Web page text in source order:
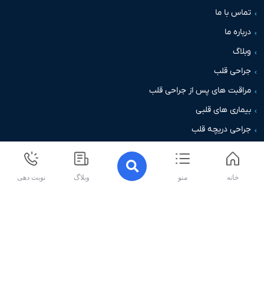
با ما
ما
قلب
های پس از جراحی قلب
های قلبی
دریچه قلب
نوبت دهی